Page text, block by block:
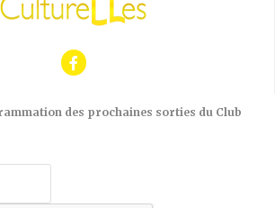
des prochaines sorties du Club